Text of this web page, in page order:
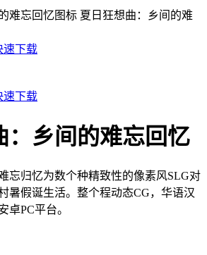
夏日狂想曲：乡间的难
速下载
速下载
：乡间的难忘回忆
忘归忆为数个种精致性的像素风SLG对
暑假诞生活。整个程动态CG，华语汉
卓PC平台。